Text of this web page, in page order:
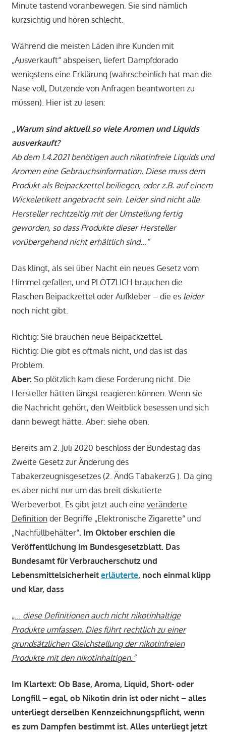
Minute tastend voranbewegen. Sie sind nämlich
kurzsichtig und hören schlecht.
Während die meisten Läden ihre Kunden mit
„Ausverkauft“ abspeisen, liefert Dampfdorado
wenigstens eine Erklärung (wahrscheinlich hat man die
Nase voll, Dutzende von Anfragen beantworten zu
müssen). Hier ist zu lesen:
„ Warum sind aktuell so viele Aromen und Liquids
ausverkauft?
Ab dem 1.4.2021 benötigen auch nikotinfreie Liquids und
Aromen eine Gebrauchsinformation. Diese muss dem
Produkt als Beipackzettel beiliegen, oder z.B. auf einem
Wickeletikett angebracht sein. Leider sind nicht alle
Hersteller rechtzeitig mit der Umstellung fertig
geworden, so dass Produkte dieser Hersteller
vorübergehend nicht erhältlich sind…“
Das klingt, als sei über Nacht ein neues Gesetz vom
Himmel gefallen, und PLÖTZLICH brauchen die
Flaschen Beipackzettel oder Aufkleber – die es leider
noch nicht gibt.
Richtig: Sie brauchen neue Beipackzettel.
Richtig: Die gibt es oftmals nicht, und das ist das
Problem.
Aber: So plötzlich kam diese Forderung nicht. Die
Hersteller hätten längst reagieren können. Wenn sie
die Nachricht gehört, den Weitblick besessen und sich
dann bewegt hätte. Aber: siehe oben.
Bereits am 2. Juli 2020 beschloss der Bundestag das
Zweite Gesetz zur Änderung des
Tabakerzeugnisgesetzes (2. ÄndG TabakerzG ). Da ging
es aber nicht nur um das breit diskutierte
Werbeverbot. Es gibt jetzt auch eine veränderte
Definitionder Begriffe „Elektronische Zigarette“ und
„Nachfüllbehälter“. Im Oktober erschien die
Veröffentlichung im Bundesgesetzblatt. Das
Bundesamt für Verbraucherschutz und
Lebensmittelsicherheit erläuterte, noch einmal klipp
und klar, dass
„… diese Definitionen auch nicht nikotinhaltige
Produkte umfassen. Dies führt rechtlich zu einer
grundsätzlichen Gleichstellung der nikotinfreien
Produkte mit den nikotinhaltigen.“
Im Klartext: Ob Base, Aroma, Liquid, Short- oder
Longfill – egal, ob Nikotin drin ist oder nicht – alles
unterliegt derselben Kennzeichnungspflicht, wenn
es zum Dampfen bestimmt ist. Alles unterliegt jetzt